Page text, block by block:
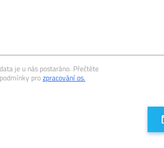
je u nás postaráno. Přečtěte
prozpracování os.